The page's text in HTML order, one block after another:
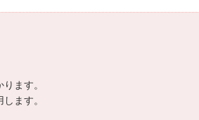
ます。
ます。